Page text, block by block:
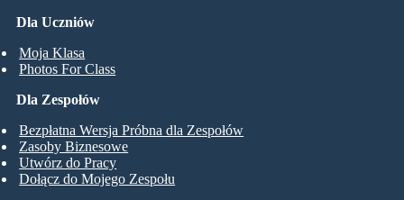
Dla Uczniów
Moja Klasa
Photos For Class
Dla Zespołów
Bezpłatna Wersja Próbna dla Zespołów
Zasoby Biznesowe
Utwórz do Pracy
Dołącz do Mojego Zespołu